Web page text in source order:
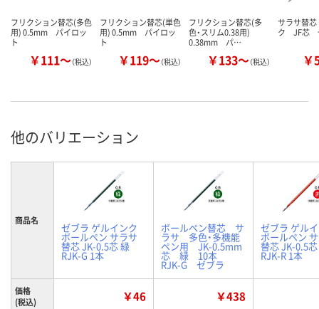
フリクション替芯(多色
用) 0.5mm パイロッ
ト
￥111～（税込）
フリクション替芯(単色
用) 0.5mm パイロッ
ト
￥119～（税込）
フリクション替芯(多
色・スリム0.38用)
0.38mm パ…
￥133～（税込）
サラサ替
ク JF芯
￥
他のバリエーション
商品名
ゼブラ ゲルインク
ボールペン サラサ
替芯 JK-0.5芯 緑
RJK-G 1本
ボールペン替芯 サ
ラサ 多色・多機能
ペン用 JK-0.5mm
芯 緑 10本
RJK-G ゼブラ
ゼブラ ゲル
ボールペン
替芯 JK-0.5
RJK-R 1本
価格
(税込)
￥46 ￥438